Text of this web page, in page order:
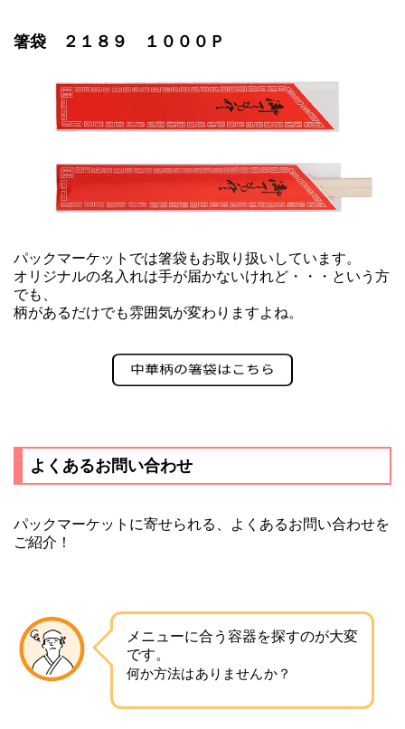
箸袋 ２１８９ １０００Ｐ
パックマーケットでは箸袋もお取り扱いしています。
オリジナルの名入れは手が届かないけれど・・・という方
でも、
柄があるだけでも雰囲気が変わりますよね。
よくあるお問い合わせ
パックマーケットに寄せられる、よくあるお問い合わせを
ご紹介！
メニューに合う容器を探すのが大変
です。
何か方法はありませんか？